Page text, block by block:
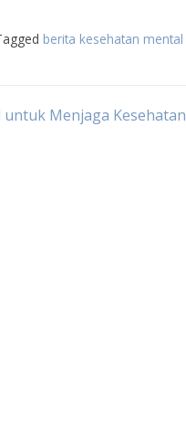
berita kesehatan
Menjaga Kesehatan